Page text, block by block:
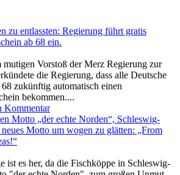
zu entlassten: Regierung führt gratis
ab 68 ein.
Vorstoß der Merz Regierung zur
die Regierung, dass alle Deutsche
zukünftig automatisch einen
bekommen....
Kommentar
Motto „der echte Norden“, Schleswig-
Motto um wogen zu glätten: „From
ist es her, da die Fischköppe in Schleswig-